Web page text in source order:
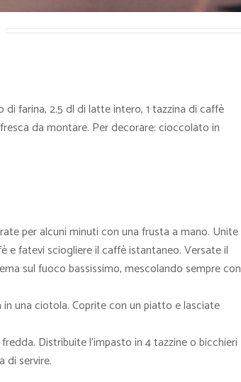
di farina, 2.5 dl di latte intero, 1 tazzina di caffè
da montare. Per decorare: cioccolato in
per alcuni minuti con una frusta a mano. Unite
e fatevi sciogliere il caffè istantaneo. Versate il
sul fuoco bassissimo, mescolando sempre con
una ciotola. Coprite con un piatto e lasciate
Distribuite l’impasto in 4 tazzine o bicchieri
di servire.